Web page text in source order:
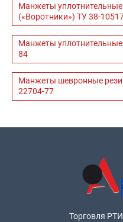
Манжеты
(«Воротники») ТУ 38-
Манжеты
84
Манжеты шевронные
22704-77
Торговля